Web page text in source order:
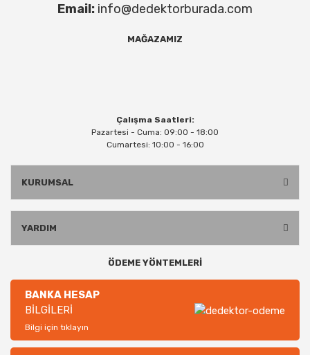
Email: info@dedektorburada.com
MAĞAZAMIZ
Çalışma Saatleri:
Pazartesi - Cuma: 09:00 - 18:00
Cumartesi: 10:00 - 16:00
KURUMSAL
YARDIM
ÖDEME YÖNTEMLERİ
BANKA HESAP
BİLGİLERİ
Bilgi için tıklayın